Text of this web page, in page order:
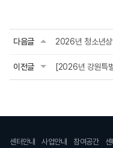
다음글
이전글 [2026년 강원특
센터안내 사업안내 참여공간